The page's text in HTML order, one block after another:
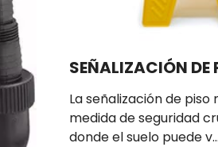
SEÑALIZACIÓN
La señalización de piso
medida de seguridad
donde el suelo puede v…